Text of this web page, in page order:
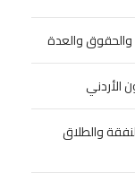
الأردني
الشرعية في الأردن 2026 | النفقة والطلاق